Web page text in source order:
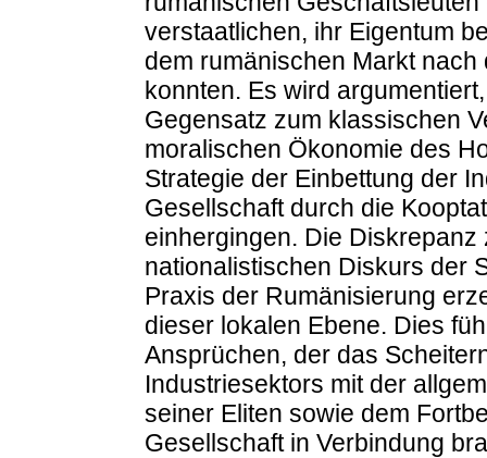
verstaatlichen, ihr Eigentum
dem rumänischen Markt
konnten. Es wird
Gegensatz zum klassischen
moralischen Ökonomie des
Strategie der Einbettung der
Gesellschaft durch die
einhergingen. Die
nationalistischen Diskurs der
Praxis der Rumänisierung
dieser lokalen Ebene. Dies
Ansprüchen, der das
Industriesektors mit der
seiner Eliten sowie dem
Gesellschaft in Verbindung